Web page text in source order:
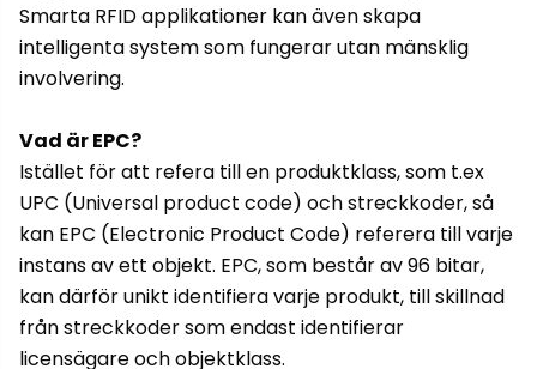
Smarta RFID applikationer kan även skapa
intelligenta system som fungerar utan mänsklig
involvering.
Vad är EPC?
Istället för att refera till en produktklass, som t.ex
UPC (Universal product code) och streckkoder, så
kan EPC (Electronic Product Code) referera till varje
instans av ett objekt. EPC, som består av 96 bitar,
kan därför unikt identifiera varje produkt, till skillnad
från streckkoder som endast identifierar
licensägare och objektklass.